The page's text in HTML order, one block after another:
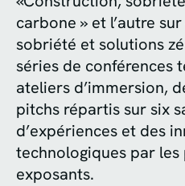
carbone » et l’autre
sobriété et solutions
séries de conférences
ateliers d’immersion,
pitchs répartis sur six
d’expériences et des
technologiques par
exposants.